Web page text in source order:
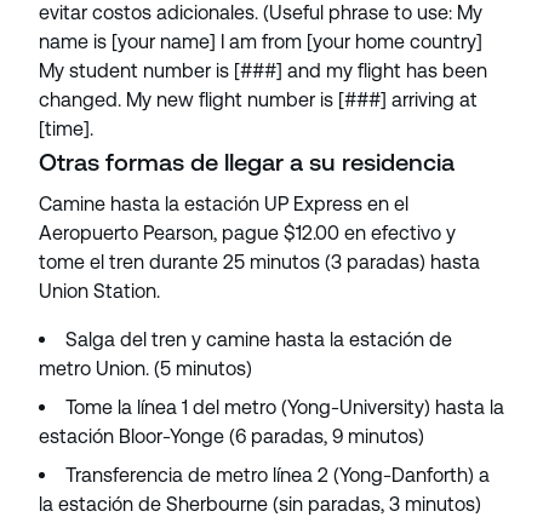
evitar costos adicionales. (Useful phrase to use: My
name is [your name] I am from [your home country]
My student number is [###] and my flight has been
changed. My new flight number is [###] arriving at
[time].
Otras formas de llegar a su residencia
Camine hasta la estación UP Express en el
Aeropuerto Pearson, pague $12.00 en efectivo y
tome el tren durante 25 minutos (3 paradas) hasta
Union Station.
Salga del tren y camine hasta la estación de
metro Union. (5 minutos)
Tome la línea 1 del metro (Yong-University) hasta la
estación Bloor-Yonge (6 paradas, 9 minutos)
Transferencia de metro línea 2 (Yong-Danforth) a
la estación de Sherbourne (sin paradas, 3 minutos)